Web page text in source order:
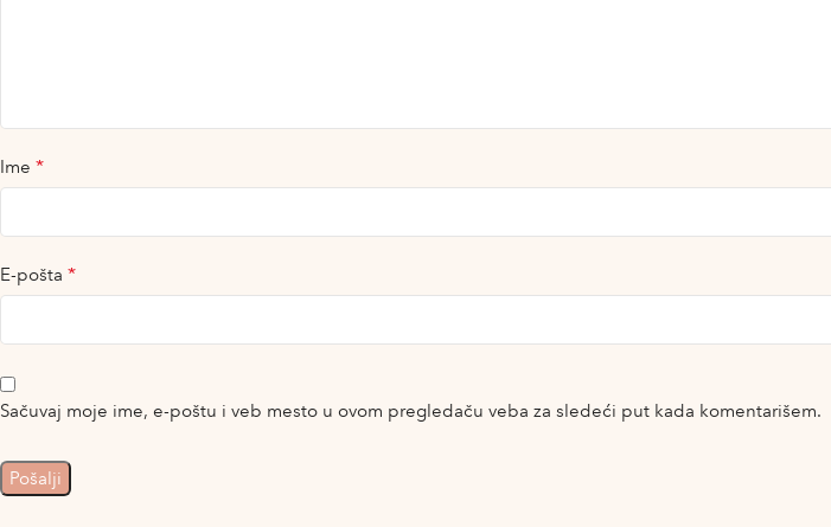
Ime *
E-pošta *
Sačuvaj moje ime, e-poštu i veb mesto u ovom pregledaču veba za sledeći put kada komentarišem.